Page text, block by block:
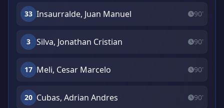
33 Insaurralde, Juan Manuel 90'
3 Silva, Jonathan Cristian 90'
17 Meli, Cesar Marcelo 90'
20 Cubas, Adrian Andres 90'